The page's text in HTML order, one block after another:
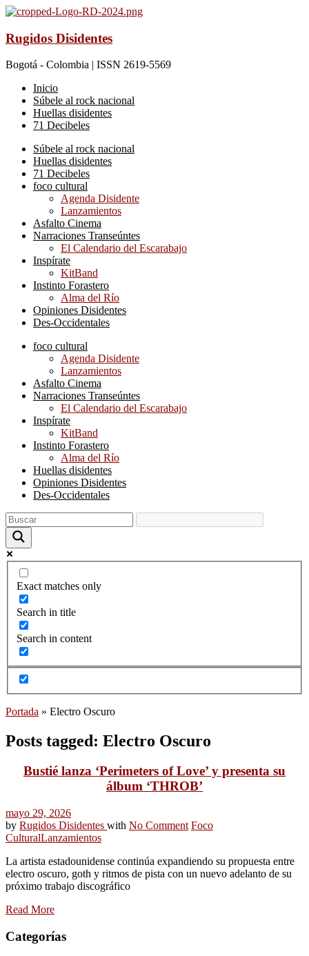
Rugidos Disidentes
Bogotá - Colombia | ISSN 2619-5569
Inicio
Súbele al rock nacional
Huellas disidentes
71 Decibeles
Súbele al rock nacional
Huellas disidentes
71 Decibeles
foco cultural
Agenda Disidente
Lanzamientos
Asfalto Cinema
Narraciones Transeúntes
El Calendario del Escarabajo
Inspírate
KitBand
Instinto Forastero
Alma del Río
Opiniones Disidentes
Des-Occidentales
foco cultural
Agenda Disidente
Lanzamientos
Asfalto Cinema
Narraciones Transeúntes
El Calendario del Escarabajo
Inspírate
KitBand
Instinto Forastero
Alma del Río
Huellas disidentes
Opiniones Disidentes
Des-Occidentales
Exact matches only
Search in title
Search in content
Portada » Electro Oscuro
Posts tagged: Electro Oscuro
Bustié lanza ‘Perimeters of Love’ y presenta su
álbum ‘THROB’
mayo 29, 2026
by Rugidos Disidentes with No Comment Foco
CulturalLanzamientos
La artista estadounidense continúa expandiendo su propuesta entre
electro oscuro, goth y ritmos de pista con un nuevo adelanto de su
próximo trabajo discográfico
Read More
Categorías